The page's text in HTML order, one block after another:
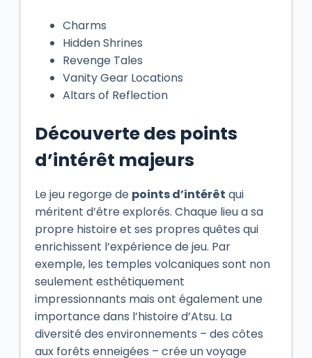
Charms
Hidden Shrines
Revenge Tales
Vanity Gear Locations
Altars of Reflection
Découverte des points
d’intérêt majeurs
Le jeu regorge de points d’intérêt qui
méritent d’être explorés. Chaque lieu a sa
propre histoire et ses propres quêtes qui
enrichissent l’expérience de jeu. Par
exemple, les temples volcaniques sont non
seulement esthétiquement
impressionnants mais ont également une
importance dans l’histoire d’Atsu. La
diversité des environnements – des côtes
aux forêts enneigées – crée un voyage